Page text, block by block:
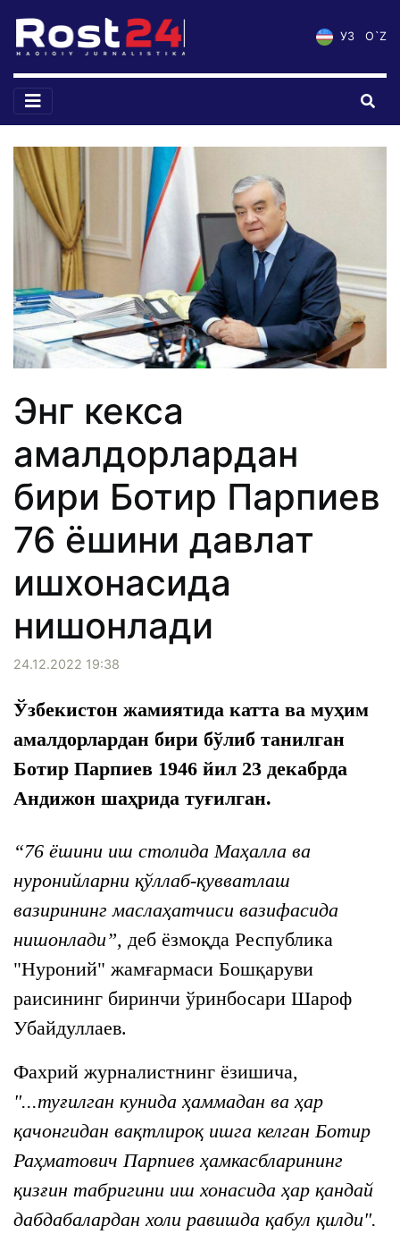
УЗ O`Z
Энг кекса
амалдорлардан
бири Ботир Парпиев
76 ёшини давлат
ишхонасида
нишонлади
24.12.2022 19:38
Ўзбекистон жамиятида катта ва муҳим
амалдорлардан бири бўлиб танилган
Ботир Парпиев 1946 йил 23 декабрда
Андижон шаҳрида туғилган.
“76 ёшини иш столида Маҳалла ва
нуронийларни қўллаб-қувватлаш
вазирининг маслаҳатчиси вазифасида
нишонлади”, деб ёзмоқда Республика
"Нуроний" жамғармаси Бошқаруви
раисининг биринчи ўринбосари Шароф
Убайдуллаев.
Фахрий журналистнинг ёзишича,
"...туғилган кунида ҳаммадан ва ҳар
қачонгидан вақтлироқ ишга келган Ботир
Раҳматович Парпиев ҳамкасбларининг
қизғин табригини иш хонасида ҳар қандай
дабдабалардан холи равишда қабул қилди".